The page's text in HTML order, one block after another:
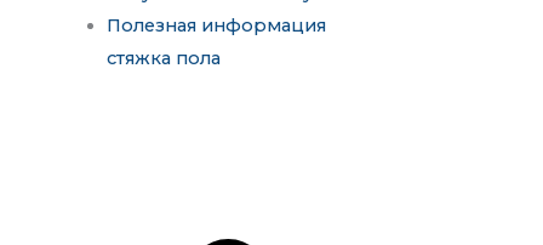
Полезная информация
стяжка пола